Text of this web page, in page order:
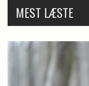
MEST LÆSTE